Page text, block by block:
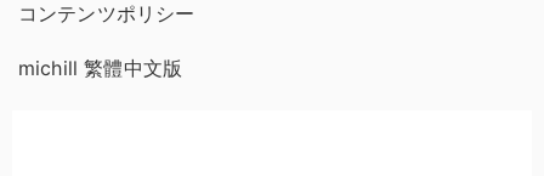
コンテンツポリシー
michill 繁體中文版